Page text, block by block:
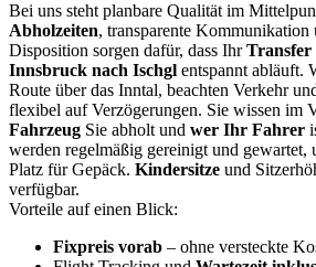
Bei uns steht planbare Qualität im
Abholzeiten, transparente Kommunikation
Disposition sorgen dafür, dass IhrTransfer
Innsbruck nach Ischgl entspannt abläuft.
Route über das Inntal, beachten Verkehr
flexibel auf Verzögerungen. Sie wissen im
Fahrzeug Sie abholt und wer Ihr Fahrer
werden regelmäßig gereinigt und gewartet,
Platz für Gepäck. Kindersitze und
verfügbar.
Vorteile auf einen Blick:
Fixpreis vorab – ohne versteckte